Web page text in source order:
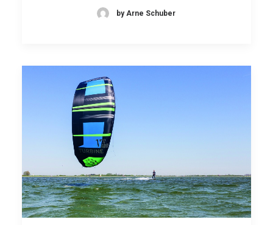
by Arne Schuber